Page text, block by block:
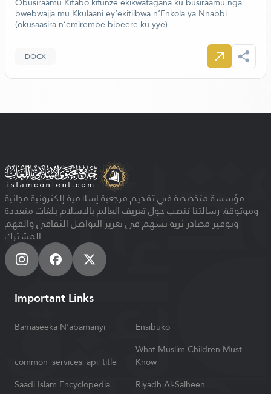
bwebwajja mu Kkulaani ey’ekitiibwa n’Enkola ya Nnabbi
(okusaasira n’emirembe bibeere ku yye)
DOCX
مؤسسة متخصصة في تقديم مرجعية إسلامية إلكترونية مجانية
وموثوقة. رسالتنا تنصب حول تعريف العالم بالإسلام بلغات متعددة
وتوفير مصادر ثرية تسهم في تعزيز التواصل الثقافي والفهم
المشترك
Important Links
Bamaseeka N'abamanyi Ensibuko
common_services_api_title
What Muslim Children Must
Know
Saadi Islam Encyclopedia
Riyadh Al-Salheen